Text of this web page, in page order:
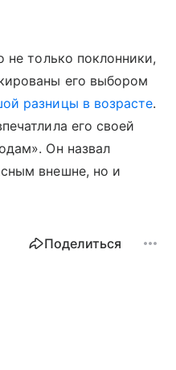
не только поклонники,
его выбором
разницы в возрасте.
его своей
Он назвал
внешне, но и
Поделиться